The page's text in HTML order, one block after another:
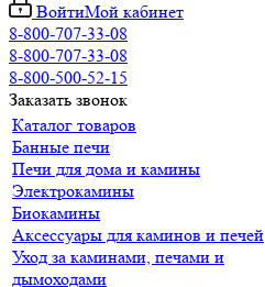
ВойтиМой кабинет
8-800-707-33-08
8-800-707-33-08
8-800-500-52-15
Заказать звонок
Каталог товаров
Банные печи
Печи для дома и камины
Электрокамины
Биокамины
Аксессуары для каминов и печей
Уход за каминами, печами и
дымоходами